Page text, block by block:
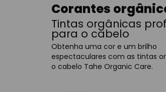
Corantes
Tintas orgânicas
para o cabelo
Obtenha uma cor e um brilho
espectaculares com as tintas
o cabelo Tahe Organic Care.